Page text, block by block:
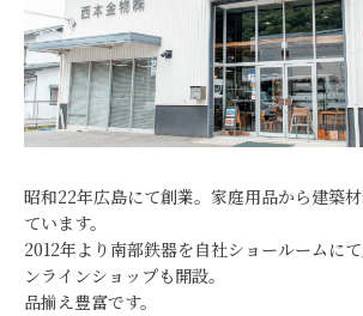
昭和22年広島にて創業。家庭用品から建築
ています。
2012年より南部鉄器を自社ショールームに
ンラインショップも開設。
品揃え豊富です。